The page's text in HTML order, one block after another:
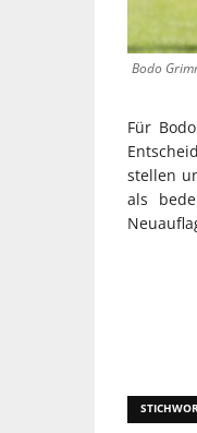
Bodo
Für
stellen
als